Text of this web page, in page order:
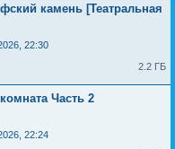
камень [Театральная
22:30
2.2 ГБ
Часть 2
22:24